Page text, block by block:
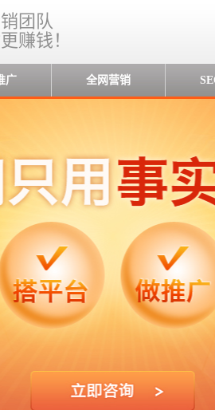
团队
赚钱！
广 全网营销